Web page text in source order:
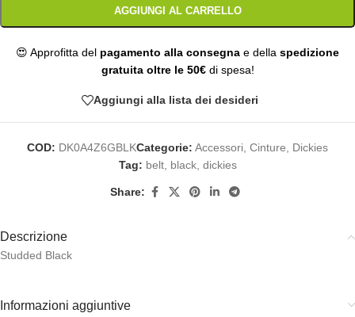
AGGIUNGI AL CARRELLO
😍 Approfitta del pagamento alla consegna e della spedizione
gratuita oltre le 50€di spesa!
Aggiungi alla lista dei desideri
COD: DK0A4Z6GBLKCategorie: Accessori Cinture
Dickies
Tag: belt, black, dickies
Share:
Descrizione
Studded Black
Informazioni aggiuntive